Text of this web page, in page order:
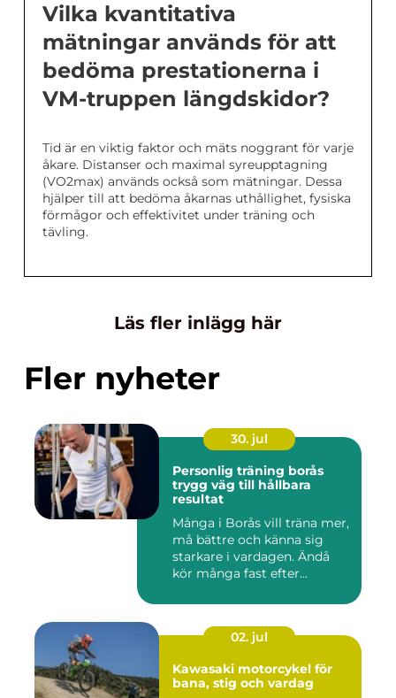
Vilka kvantitativa
mätningar används för att
bedöma prestationerna i
VM-truppen längdskidor?
Tid är en viktig faktor och mäts noggrant för varje
åkare. Distanser och maximal syreupptagning
(VO2max) används också som mätningar. Dessa
hjälper till att bedöma åkarnas uthållighet, fysiska
förmågor och effektivitet under träning och
tävling.
Läs fler inlägg här
Fler nyheter
30. jul
Personlig träning borås
trygg väg till hållbara
resultat
Många i Borås vill träna mer,
må bättre och känna sig
starkare i vardagen. Ändå
kör många fast efter...
02. jul
Kawasaki motorcykel för
bana, stig och vardag